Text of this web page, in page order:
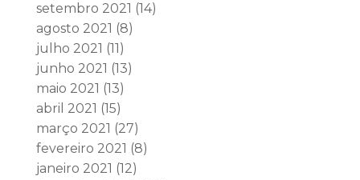
setembro 2021 (14)
agosto 2021 (8)
julho 2021 (11)
junho 2021 (13)
maio 2021 (13)
abril 2021 (15)
março 2021 (27)
fevereiro 2021 (8)
janeiro 2021 (12)